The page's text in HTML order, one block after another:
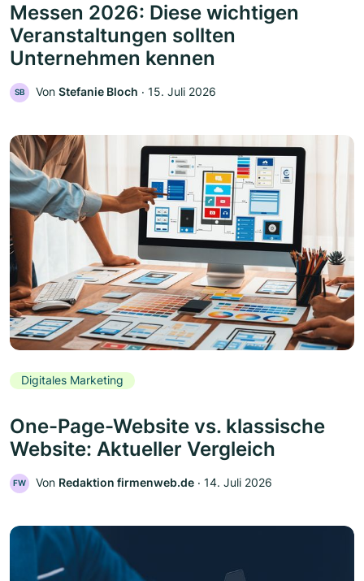
Messen 2026: Diese wichtigen
Veranstaltungen sollten
Unternehmen kennen
SB Von Stefanie Bloch ‧ 15. Juli 2026
Digitales Marketing
One-Page-Website vs. klassische
Website: Aktueller Vergleich
FW Von Redaktion firmenweb.de ‧ 14. Juli 2026